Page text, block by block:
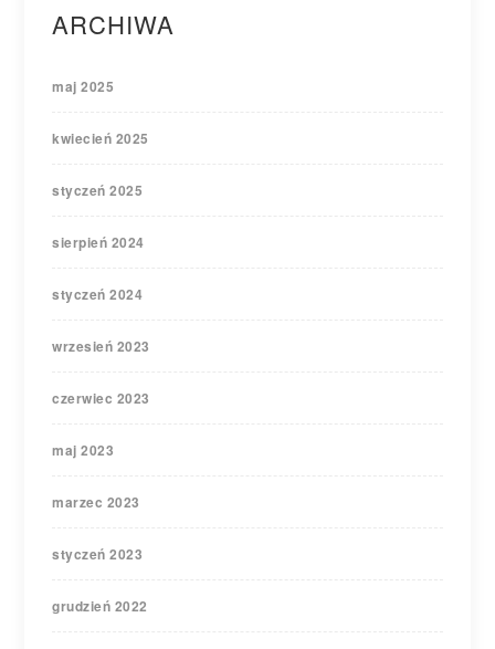
ARCHIWA
maj 2025
kwiecień 2025
styczeń 2025
sierpień 2024
styczeń 2024
wrzesień 2023
czerwiec 2023
maj 2023
marzec 2023
styczeń 2023
grudzień 2022